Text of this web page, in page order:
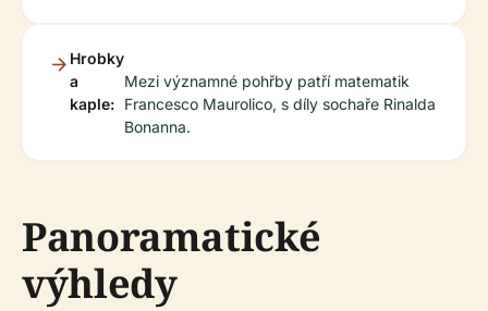
Hrobky
a
kaple:
Mezi významné pohřby patří matematik
Francesco Maurolico, s díly sochaře Rinalda
Bonanna.
Panoramatické
výhledy